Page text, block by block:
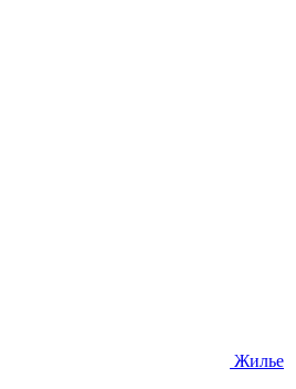
Жилье